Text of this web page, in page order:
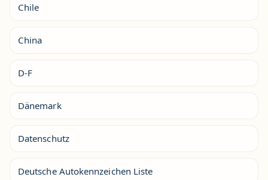
Chile
China
D-F
Dänemark
Datenschutz
Deutsche Autokennzeichen Liste